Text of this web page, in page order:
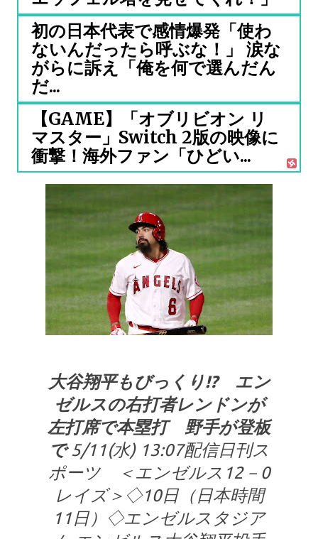
初の日本代表で感情爆発「使わ
ないんだったら呼ぶな！」 涙な
がらに訴え「俺を何で選んだん
だ...
【GAME】「オブリビオン リ
マスター」Switch 2版の映像に
衝撃！海外ファン「ひどい...
大谷翔平もびっくり!? エン
ゼルスの右打者レンドンが
左打席で本塁打 野手が登板
で5/11(水) 13:07配信日刊ス
ポーツ ＜エンゼルス12－0
レイズ＞◇10日（日本時間
11日）◇エンゼルスタジア